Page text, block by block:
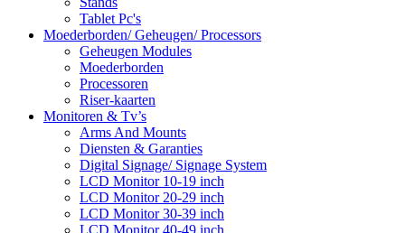
Tablet Pc's
Moederborden/ Geheugen/ Processors
Geheugen Modules
Moederborden
Processoren
Riser-kaarten
Monitoren & Tv’s
Arms And Mounts
Diensten & Garanties
Digital Signage/ Signage System
LCD Monitor 10-19 inch
LCD Monitor 20-29 inch
LCD Monitor 30-39 inch